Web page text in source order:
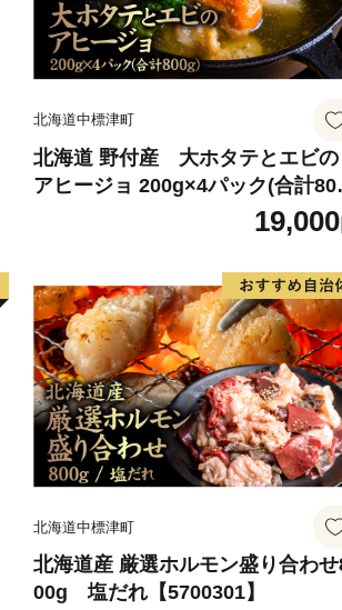
北海道中標津町
北海道 野付産 大ホタテとエビの
アヒージョ 200g×4パック(合計
19,000
北海道中標津町
北海道産 厳選ホルモン盛り合わ
00g 塩だれ【5700301】